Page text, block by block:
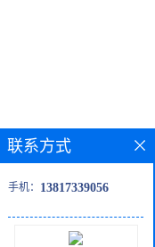
2,2,2-三溴乙醇
联系方式
手机： 13817339056